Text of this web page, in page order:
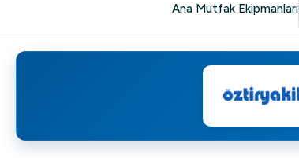
Ana Mutfak Ekipmanları